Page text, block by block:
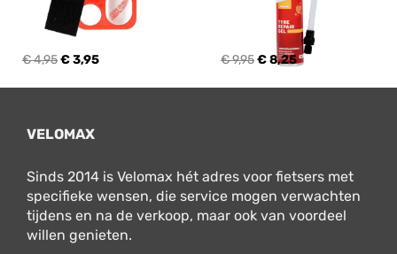
€ 4,95€ 3,95 € 9,95€ 8,25
VELOMAX
Sinds 2014 is Velomax hét adres voor fietsers met
specifieke wensen, die service mogen verwachten
tijdens en na de verkoop, maar ook van voordeel
willen genieten.